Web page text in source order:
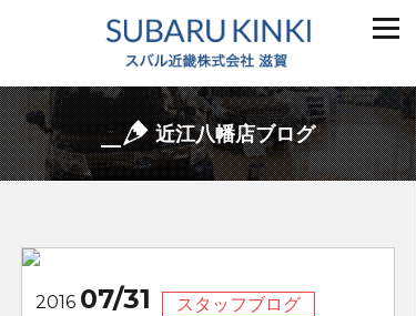
近江八幡店ブログ
2016 07/31
スタッフブログ